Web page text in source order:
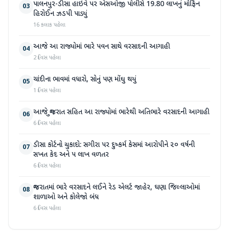
03 પાલનપુર-ડીસા હાઇવે પર એસઓજી પોલીસે 19.80 લાખનું મોર્ફિન
હિરોઈન ઝડપી પાડ્યું
16 કલાક પહેલા
04 આજે આ રાજ્યોમાં ભારે પવન સાથે વરસાદની આગાહી
2 દિવસ પહેલા
05 ચાંદીના ભાવમાં વધારો, સોનું પણ મોંઘુ થયું
1 દિવસ પહેલા
06 આજે ગુજરાત સહિત આ રાજ્યોમાં ભારેથી અતિભારે વરસાદની આગાહી
6 દિવસ પહેલા
07 ડીસા કોર્ટનો ચુકાદો: સગીરા પર દુષ્કર્મ કેસમાં આરોપીને ૨૦ વર્ષની
સખત કેદ અને ૫ લાખ વળતર
6 દિવસ પહેલા
08 ગુજરાતમાં ભારે વરસાદને લઈને રેડ એલર્ટ જાહેર, ઘણા જિલ્લાઓમાં
શાળાઓ અને કોલેજો બંધ
6 દિવસ પહેલા